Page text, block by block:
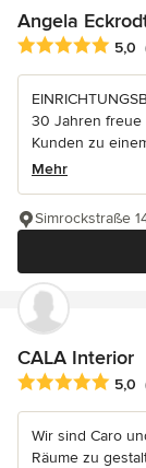
Angela
5,0
30 Jahren freue
Kunden zu
Mehr
Simrockstraße
CALA Interior
5,0
Wir sind Caro
Räume zu